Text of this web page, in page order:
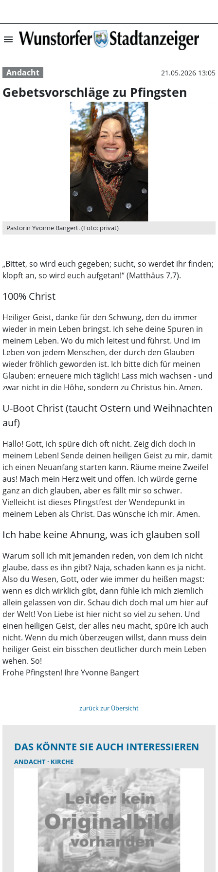
menu
Andacht 21.05.2026 13:05
Gebetsvorschläge zu Pfingsten
Pastorin Yvonne Bangert. (Foto: privat)
„Bittet, so wird euch gegeben; sucht, so werdet ihr finden;
klopft an, so wird euch aufgetan!“ (Matthäus 7,7).
100% Christ
Heiliger Geist, danke für den Schwung, den du immer
wieder in mein Leben bringst. Ich sehe deine Spuren in
meinem Leben. Wo du mich leitest und führst. Und im
Leben von jedem Menschen, der durch den Glauben
wieder fröhlich geworden ist. Ich bitte dich für meinen
Glauben: erneuere mich täglich! Lass mich wachsen - und
zwar nicht in die Höhe, sondern zu Christus hin. Amen.
U-Boot Christ (taucht Ostern und Weihnachten
auf)
Hallo! Gott, ich spüre dich oft nicht. Zeig dich doch in
meinem Leben! Sende deinen heiligen Geist zu mir, damit
ich einen Neuanfang starten kann. Räume meine Zweifel
aus! Mach mein Herz weit und offen. Ich würde gerne
ganz an dich glauben, aber es fällt mir so schwer.
Vielleicht ist dieses Pfingstfest der Wendepunkt in
meinem Leben als Christ. Das wünsche ich mir. Amen.
Ich habe keine Ahnung, was ich glauben soll
Warum soll ich mit jemanden reden, von dem ich nicht
glaube, dass es ihn gibt? Naja, schaden kann es ja nicht.
Also du Wesen, Gott, oder wie immer du heißen magst:
wenn es dich wirklich gibt, dann fühle ich mich ziemlich
allein gelassen von dir. Schau dich doch mal um hier auf
der Welt! Von Liebe ist hier nicht so viel zu sehen. Und
einen heiligen Geist, der alles neu macht, spüre ich auch
nicht. Wenn du mich überzeugen willst, dann muss dein
heiliger Geist ein bisschen deutlicher durch mein Leben
wehen. So!
Frohe Pfingsten! Ihre Yvonne Bangert
zurück zur Übersicht
DAS KÖNNTE SIE AUCH INTERESSIEREN
ANDACHT KIRCHE